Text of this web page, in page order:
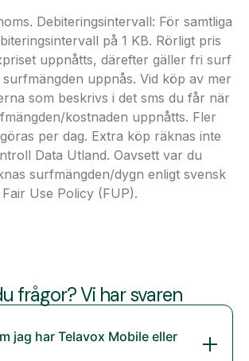
Debiteringsintervall: För samtliga
på 1 KB. Rörligt pris
uppnåtts, därefter gäller fri surf
surfmängden uppnås. Vid köp av mer
som beskrivs i det sms du får när
kostnaden uppnåtts. Fler
per dag. Extra köp räknas inte
Data Utland. Oavsett var du
surfmängden/dygn enligt svensk
Use Policy (FUP).
frågor? Vi har svaren
jag har Telavox Mobile eller